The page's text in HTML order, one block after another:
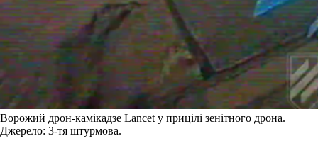
Ворожий дрон-камікадзе Lancet у прицілі зенітного дрона.
Джерело: 3-тя штурмова.